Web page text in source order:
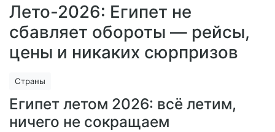
Лето-2026: Египет не
сбавляет обороты — рейсы,
цены и никаких сюрпризов
Страны
Египет летом 2026: всё летим,
ничего не сокращаем